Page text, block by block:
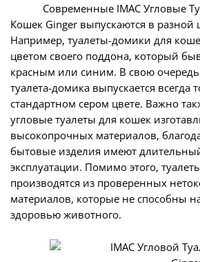
Современные IMAC Угловые
Кошек Ginger выпускаются в разной
Например, туалеты-домики для
цветом своего поддона, который
красным или синим. В свою
туалета-домика выпускается всегда
стандартном сером цвете. Важно
угловые туалеты для кошек
высокопрочных материалов,
бытовые изделия имеют
эксплуатации. Помимо этого,
производятся из проверенных
материалов, которые не способны
здоровью животного.